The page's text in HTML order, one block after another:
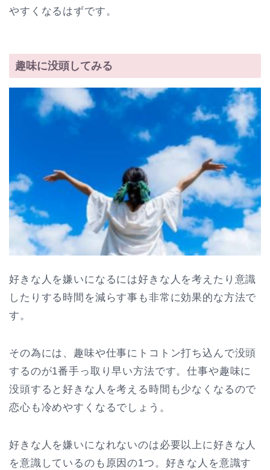
やすくなるはずです。
趣味に没頭してみる
好きな人を嫌いになるには好きな人を考えたり意識
したりする時間を減らす事も非常に効果的な方法で
す。
その為には、趣味や仕事にトコトン打ち込んで没頭
するのが1番手っ取り早い方法です。仕事や趣味に
没頭すると好きな人を考える時間も少なくなるので
恋心も冷めやすくなるでしょう。
好きな人を嫌いになれないのは必要以上に好きな人
を意識しているのも原因の1つ。好きな人を意識す